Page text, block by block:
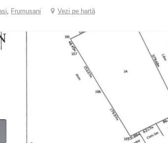
Frumusani Vezi pe hartă